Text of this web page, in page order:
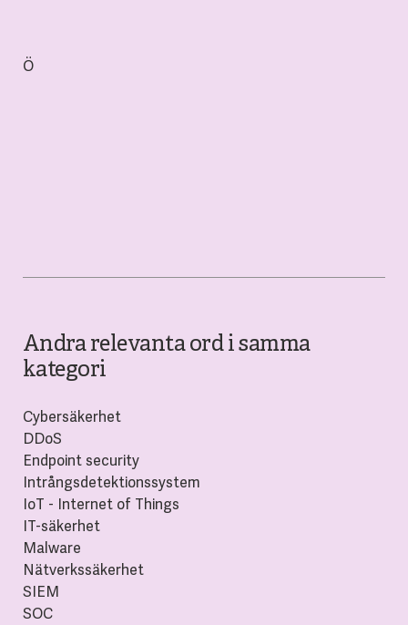
Ö
Andra relevanta ord i samma
kategori
Cybersäkerhet
DDoS
Endpoint security
Intrångsdetektionssystem
IoT - Internet of Things
IT-säkerhet
Malware
Nätverkssäkerhet
SIEM
SOC